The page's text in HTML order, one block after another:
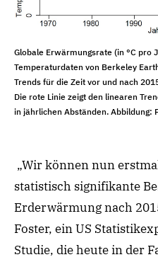
Globale Erwärmungsrate (in °C pro
Temperaturdaten von Berkeley
Trends für die Zeit vor und nach
Die rote Linie zeigt den linearen
in jährlichen Abständen. Abbildung:
„Wir können nun
statistisch signifikante
Erderwärmung nach
Foster, ein US
Studie, die heute in der